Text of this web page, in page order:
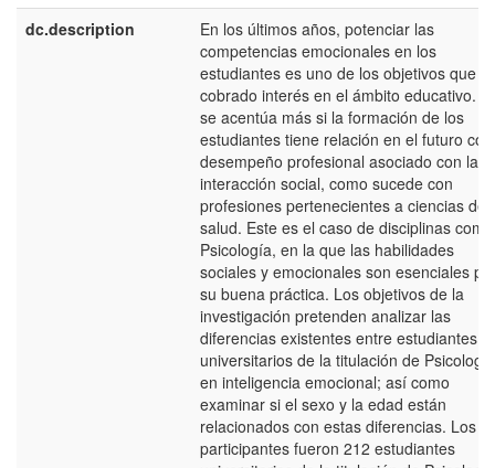
dc.description
En los últimos años, potenciar las
competencias emocionales en los
estudiantes es uno de los objetivos que
cobrado interés en el ámbito educativo.
se acentúa más si la formación de los
estudiantes tiene relación en el futuro
desempeño profesional asociado con la
interacción social, como sucede con
profesiones pertenecientes a ciencias de
salud. Este es el caso de disciplinas
Psicología, en la que las habilidades
sociales y emocionales son esenciales
su buena práctica. Los objetivos de la
investigación pretenden analizar las
diferencias existentes entre estudiantes
universitarios de la titulación de Psicología
en inteligencia emocional; así como
examinar si el sexo y la edad están
relacionados con estas diferencias. Los
participantes fueron 212 estudiantes